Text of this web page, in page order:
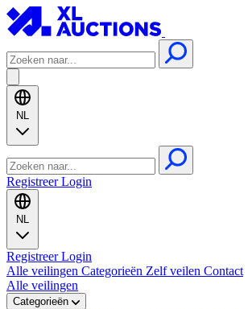
NL
RegistreerLogin
NL
RegistreerLogin
Alle veilingen Categorieën Zelf veilen Contact
Alle veilingen
Categorieën